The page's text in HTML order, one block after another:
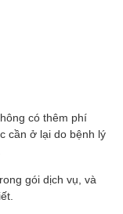
có thêm phí
cần ở lại do bệnh lý
gói dịch vụ, và